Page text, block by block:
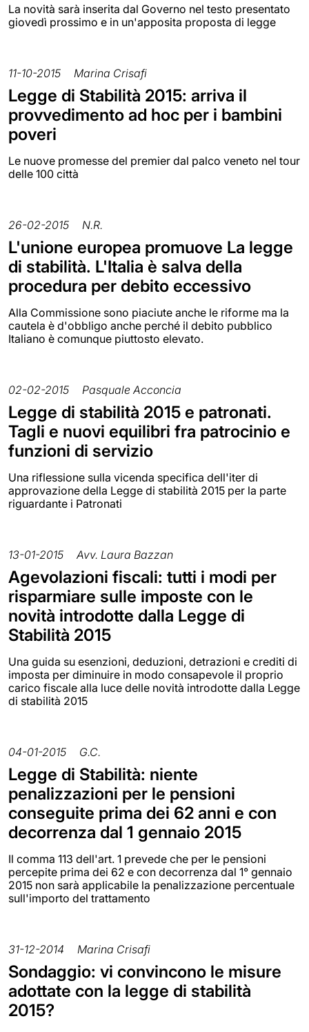
La novità sarà inserita dal Governo nel testo presentato
giovedì prossimo e in un'apposita proposta di legge
11-10-2015 Marina Crisafi
Legge di Stabilità 2015: arriva il
provvedimento ad hoc per i bambini
poveri
Le nuove promesse del premier dal palco veneto nel tour
delle 100 città
26-02-2015 N.R.
L'unione europea promuove La legge
di stabilità. L'Italia è salva della
procedura per debito eccessivo
Alla Commissione sono piaciute anche le riforme ma la
cautela è d'obbligo anche perché il debito pubblico
Italiano è comunque piuttosto elevato.
02-02-2015 Pasquale Acconcia
Legge di stabilità 2015 e patronati.
Tagli e nuovi equilibri fra patrocinio e
funzioni di servizio
Una riflessione sulla vicenda specifica dell'iter di
approvazione della Legge di stabilità 2015 per la parte
riguardante i Patronati
13-01-2015 Avv. Laura Bazzan
Agevolazioni fiscali: tutti i modi per
risparmiare sulle imposte con le
novità introdotte dalla Legge di
Stabilità 2015
Una guida su esenzioni, deduzioni, detrazioni e crediti di
imposta per diminuire in modo consapevole il proprio
carico fiscale alla luce delle novità introdotte dalla Legge
di stabilità 2015
04-01-2015 G.C.
Legge di Stabilità: niente
penalizzazioni per le pensioni
conseguite prima dei 62 anni e con
decorrenza dal 1 gennaio 2015
Il comma 113 dell'art. 1 prevede che per le pensioni
percepite prima dei 62 e con decorrenza dal 1° gennaio
2015 non sarà applicabile la penalizzazione percentuale
sull'importo del trattamento
31-12-2014 Marina Crisafi
Sondaggio: vi convincono le misure
adottate con la legge di stabilità
2015?